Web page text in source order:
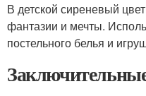
В детской сиреневый
фантазии и мечты.
постельного белья и